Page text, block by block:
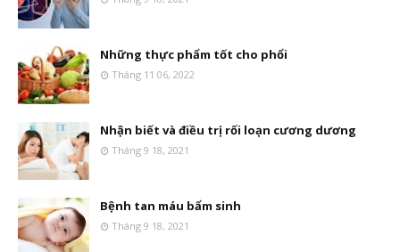
Những thực phẩm tốt cho phổi
Tháng 11 06, 2022
Nhận biết và điều trị rối loạn cương dương
Tháng 9 18, 2021
Bệnh tan máu bẩm sinh
Tháng 9 18, 2021